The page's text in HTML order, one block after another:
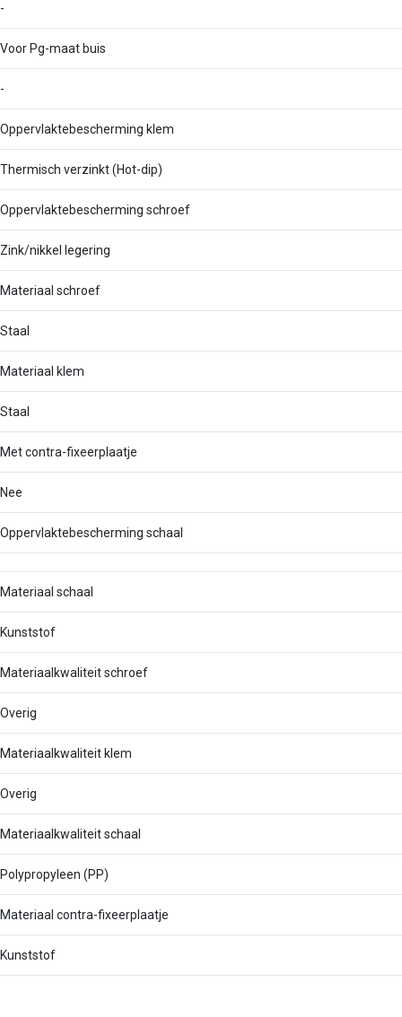
-
Voor Pg-maat buis
-
Oppervlaktebescherming klem
Thermisch verzinkt (Hot-dip)
Oppervlaktebescherming schroef
Zink/nikkel legering
Materiaal schroef
Staal
Materiaal klem
Staal
Met contra-fixeerplaatje
Nee
Oppervlaktebescherming schaal
Materiaal schaal
Kunststof
Materiaalkwaliteit schroef
Overig
Materiaalkwaliteit klem
Overig
Materiaalkwaliteit schaal
Polypropyleen (PP)
Materiaal contra-fixeerplaatje
Kunststof